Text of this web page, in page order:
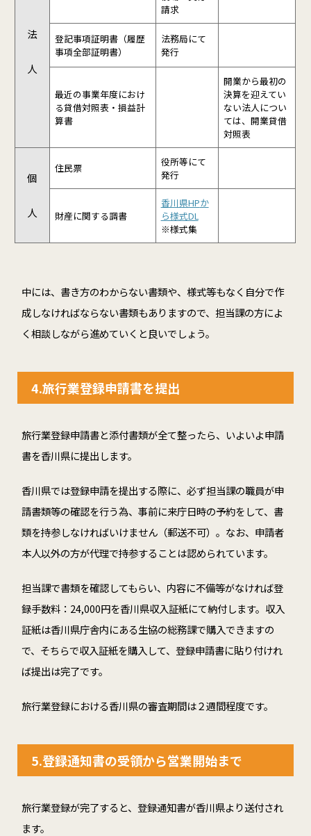
法
人
請求
登記事項証明書（履歴
事項全部証明書）
法務局にて
発行
最近の事業年度におけ
る貸借対照表・損益計
算書
開業から最初の
決算を迎えてい
ない法人につい
ては、開業貸借
対照表
個
人
住民票
役所等にて
発行
財産に関する調書
香川県HPか
ら様式DL
※様式集
中には、書き方のわからない書類や、様式等もなく自分で作
成しなければならない書類もありますので、担当課の方によ
く相談しながら進めていくと良いでしょう。
4.旅行業登録申請書を提出
旅行業登録申請書と添付書類が全て整ったら、いよいよ申請
書を香川県に提出します。
香川県では登録申請を提出する際に、必ず担当課の職員が申
請書類等の確認を行う為、事前に来庁日時の予約をして、書
類を持参しなければいけません（郵送不可）。なお、申請者
本人以外の方が代理で持参することは認められています。
担当課で書類を確認してもらい、内容に不備等がなければ登
録手数料：24,000円を香川県収入証紙にて納付します。収入
証紙は香川県庁舎内にある生協の総務課で購入できますの
で、そちらで収入証紙を購入して、登録申請書に貼り付けれ
ば提出は完了です。
旅行業登録における香川県の審査期間は２週間程度です。
5.登録通知書の受領から営業開始まで
旅行業登録が完了すると、登録通知書が香川県より送付され
ます。